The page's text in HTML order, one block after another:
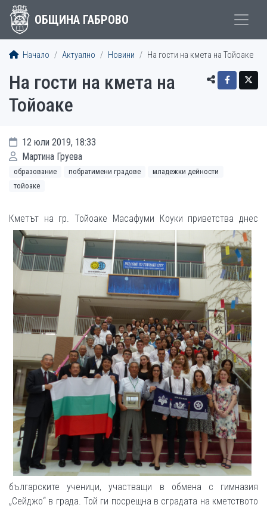
ОБЩИНА ГАБРОВО
Начало Актуално Новини На гости на кмета на Тойоаке
На гости на кмета на
Тойоаке
12 юли 2019, 18:33
Мартина Груева
образование побратимени градове
младежки дейности
тойоаке
Кметът на гр. Тойоаке Масафуми Коуки приветства днес
българските ученици, участващи в обмена с гимназия
„Сейджо“ в града. Той ги посрещна в сградата на кметството